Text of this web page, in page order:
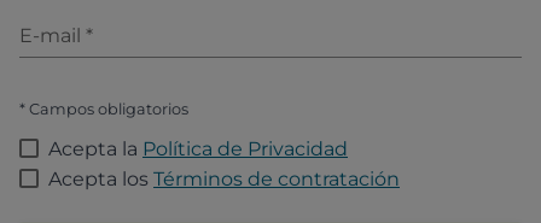
E-mail *
* Campos obligatorios
Acepta la Política de Privacidad
Acepta los Términos de contratación